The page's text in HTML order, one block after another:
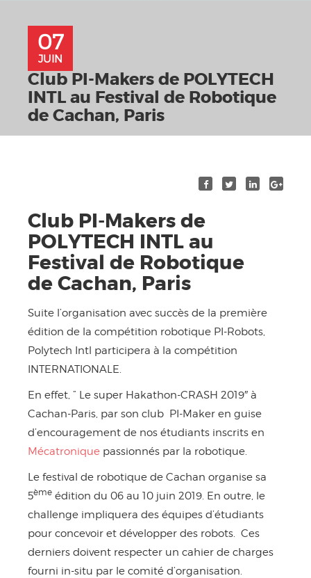
07
JUIN
Club PI-Makers de POLYTECH
INTL au Festival de Robotique
de Cachan, Paris
Club PI-Makers de
POLYTECH INTL au
Festival de Robotique
de Cachan, Paris
Suite l’organisation avec succès de la première
édition de la compétition robotique PI-Robots,
Polytech Intl participera à la compétition
INTERNATIONALE.
En effet, ” Le super Hakathon-CRASH 2019″ à
Cachan-Paris, par son club PI-Maker en guise
d’encouragement de nos étudiants inscrits en
Mécatronique passionnés par la robotique.
Le festival de robotique de Cachan organise sa
5ème édition du 06 au 10 juin 2019. En outre, le
challenge impliquera des équipes d’étudiants
pour concevoir et développer des robots. Ces
derniers doivent respecter un cahier de charges
fourni in-situ par le comité d’organisation.